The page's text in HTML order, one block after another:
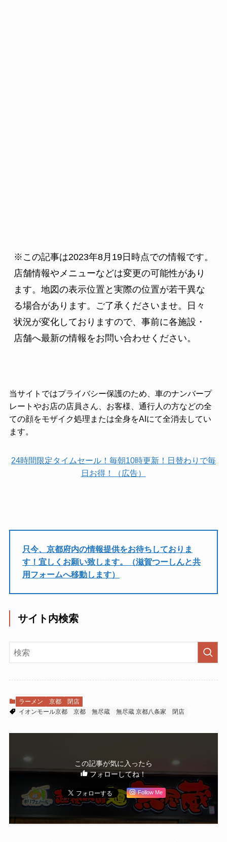
※この記事は2023年8月19日時点での情報です。
店舗情報やメニューなどは変更の可能性があり
ます。地図の表示位置と実際の位置が若干異な
る場合があります。ご了承くださいませ。日々
状況が変化しておりますので、事前に各施設・
店舗へ最新の情報をお問い合わせください。
当サイトではプライバシー保護のため、車のナンバープ
レートやお店の店員さん、お客様、通行人の方などの全
ての顔をモザイク処理または全身をAIにて全消去してい
ます。
24時間限定タイムセール！毎朝10時更新！日替わりで毎
日お得！（広告）
只今、京都府内の情報提供をお待ちしておりま
す！宜しくお願い致します。（滋賀つーしんと共
用フォームへ移動します）
サイト内検索
ラーメン 京都
閉店
イオンモール京都
京都 無尽蔵 無尽蔵 京都八条家 閉店
この記事が気に入ったら
フォローしてね！
Follow Me